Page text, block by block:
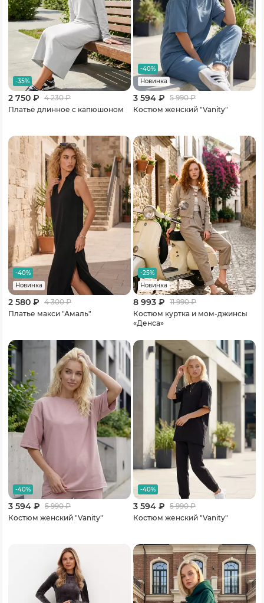
-35%
2 750 ₽ 4 230₽
Платье длинное с капюшоном
-40%
Новинка
3 594 ₽ 5 990₽
Костюм женский "Vanity"
-40%
Новинка
2 580 ₽ 4 300₽
Платье макси "Амаль"
-25%
Новинка
8 993 ₽ 11 990₽
Костюм куртка и мом-джинсы
«Денса»
-40%
3 594 ₽ 5 990₽
Костюм женский "Vanity"
-40%
3 594 ₽ 5 990₽
Костюм женский "Vanity"